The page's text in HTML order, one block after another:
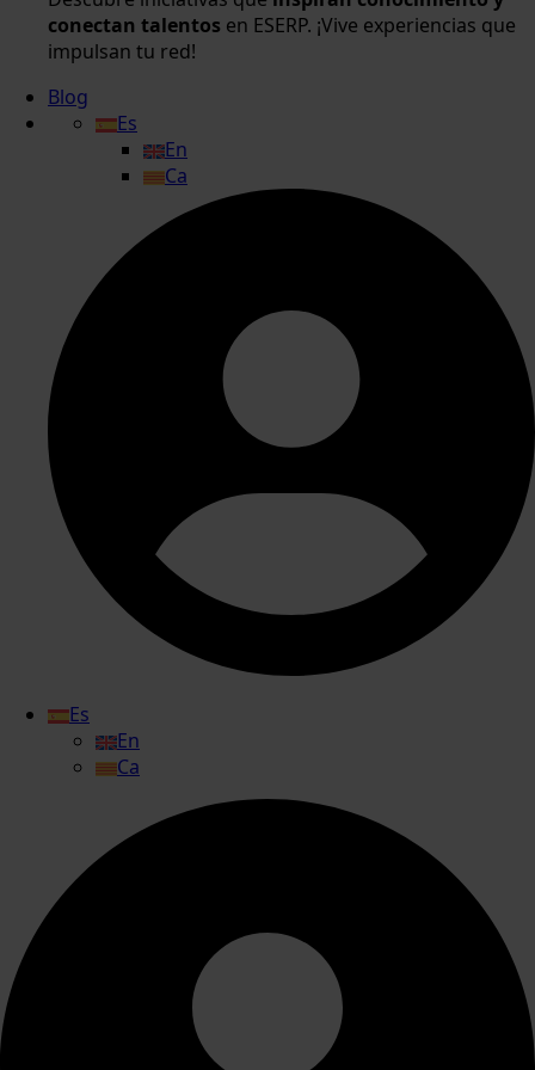
conectan talentos en ESERP. ¡Vive experiencias que
impulsan tu red!
Blog
Es
En
Ca
Es
En
Ca